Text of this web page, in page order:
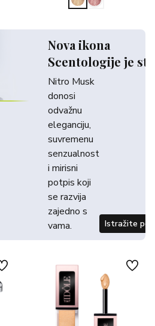
Nova ikona
Scentologije je
Nitro Musk
donosi
odvažnu
eleganciju,
suvremenu
senzualnost
i mirisni
potpis koji
se razvija
zajedno s
vama.
Istražite